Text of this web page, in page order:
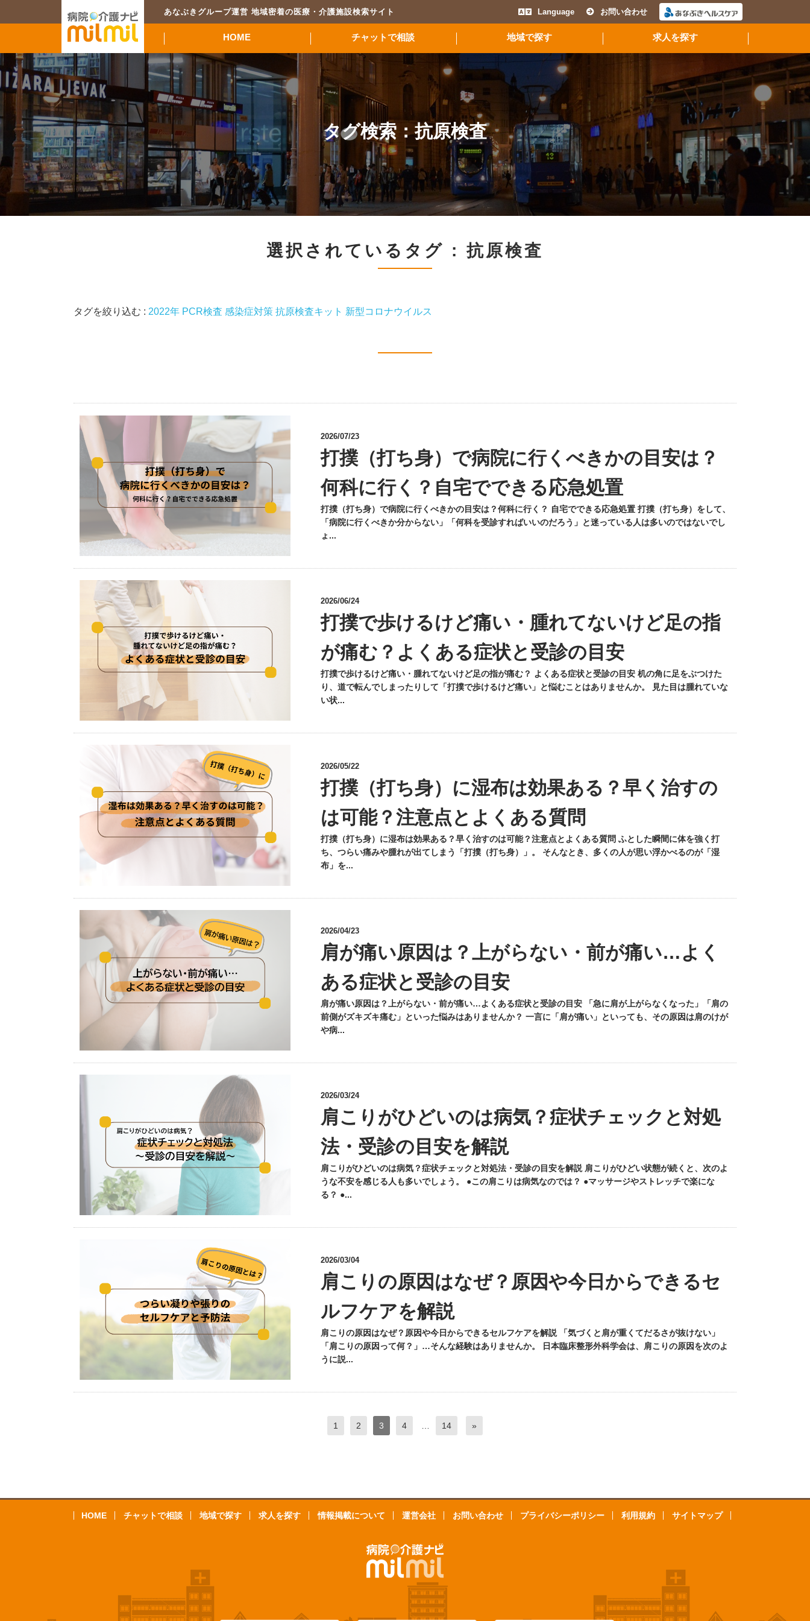
あなぶきグループ運営 地域密着の医療・介護施設検索サイト Language お問い合わせ
HOME チャットで相談 地域で探す 求人を探す
タグ検索：抗原検査
選択されているタグ :抗原検査
タグを絞り込む : 2022年 PCR検査 感染症対策 抗原検査キット 新型コロナウイルス
2026/07/23
打撲（打ち身）で病院に行くべきかの目安は？
何科に行く？自宅でできる応急処置
打撲（打ち身）で病院に行くべきかの目安は？何科に行く？ 自宅でできる応急処置 打撲（打ち身）をして、
「病院に行くべきか分からない」「何科を受診すればいいのだろう」と迷っている人は多いのではないでし
ょ...
2026/06/24
打撲で歩けるけど痛い・腫れてないけど足の指
が痛む？よくある症状と受診の目安
打撲で歩けるけど痛い・腫れてないけど足の指が痛む？ よくある症状と受診の目安 机の角に足をぶつけた
り、道で転んでしまったりして「打撲で歩けるけど痛い」と悩むことはありませんか。 見た目は腫れていな
い状...
2026/05/22
打撲（打ち身）に湿布は効果ある？早く治すの
は可能？注意点とよくある質問
打撲（打ち身）に湿布は効果ある？早く治すのは可能？注意点とよくある質問 ふとした瞬間に体を強く打
ち、つらい痛みや腫れが出てしまう「打撲（打ち身）」。 そんなとき、多くの人が思い浮かべるのが「湿
布」を...
2026/04/23
肩が痛い原因は？上がらない・前が痛い…よく
ある症状と受診の目安
肩が痛い原因は？上がらない・前が痛い…よくある症状と受診の目安 「急に肩が上がらなくなった」「肩の
前側がズキズキ痛む」といった悩みはありませんか？ 一言に「肩が痛い」といっても、その原因は肩のけが
や病...
2026/03/24
肩こりがひどいのは病気？症状チェックと対処
法・受診の目安を解説
肩こりがひどいのは病気？症状チェックと対処法・受診の目安を解説 肩こりがひどい状態が続くと、次のよ
うな不安を感じる人も多いでしょう。 ●この肩こりは病気なのでは？ ●マッサージやストレッチで楽にな
る？ ●...
2026/03/04
肩こりの原因はなぜ？原因や今日からできるセ
ルフケアを解説
肩こりの原因はなぜ？原因や今日からできるセルフケアを解説 「気づくと肩が重くてだるさが抜けない」
「肩こりの原因って何？」…そんな経験はありませんか。 日本臨床整形外科学会は、肩こりの原因を次のよ
うに説...
1 2 3 4 … 14 »
HOME チャットで相談 地域で探す 求人を探す 情報掲載について 運営会社 お問い合わせ プライバシーポリシー 利用規約 サイトマップ